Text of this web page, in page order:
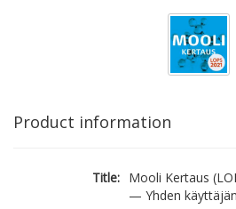
Product information
Title: Mooli Kertaus
— Yhden